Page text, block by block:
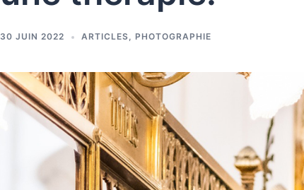
30 JUIN 2022 ARTICLES, PHOTOGRAPHIE